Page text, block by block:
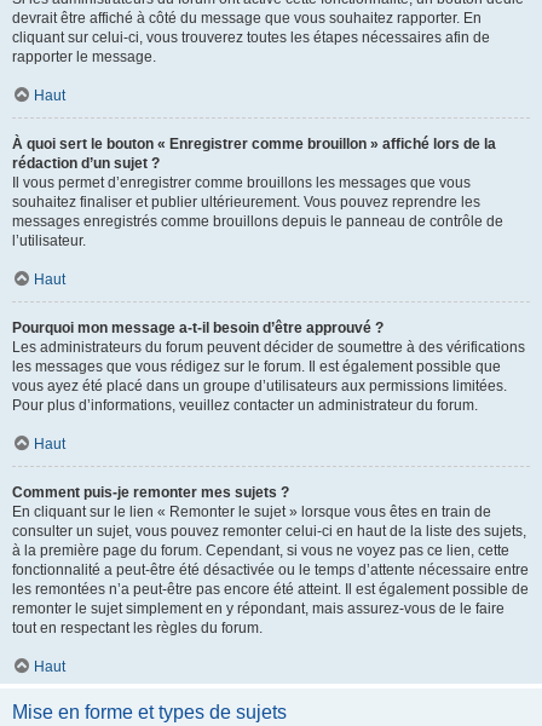
devrait être affiché à côté du message que vous souhaitez rapporter. En
cliquant sur celui-ci, vous trouverez toutes les étapes nécessaires afin de
rapporter le message.
Haut
À quoi sert le bouton « Enregistrer comme brouillon » affiché lors de la
rédaction d’un sujet ?
Il vous permet d’enregistrer comme brouillons les messages que vous
souhaitez finaliser et publier ultérieurement. Vous pouvez reprendre les
messages enregistrés comme brouillons depuis le panneau de contrôle de
l’utilisateur.
Haut
Pourquoi mon message a-t-il besoin d’être approuvé ?
Les administrateurs du forum peuvent décider de soumettre à des vérifications
les messages que vous rédigez sur le forum. Il est également possible que
vous ayez été placé dans un groupe d’utilisateurs aux permissions limitées.
Pour plus d’informations, veuillez contacter un administrateur du forum.
Haut
Comment puis-je remonter mes sujets ?
En cliquant sur le lien « Remonter le sujet » lorsque vous êtes en train de
consulter un sujet, vous pouvez remonter celui-ci en haut de la liste des sujets,
à la première page du forum. Cependant, si vous ne voyez pas ce lien, cette
fonctionnalité a peut-être été désactivée ou le temps d’attente nécessaire entre
les remontées n’a peut-être pas encore été atteint. Il est également possible de
remonter le sujet simplement en y répondant, mais assurez-vous de le faire
tout en respectant les règles du forum.
Haut
Mise en forme et types de sujets